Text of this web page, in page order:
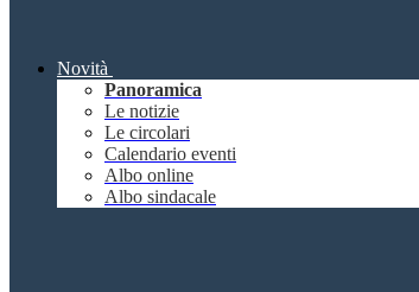
Novità
Panoramica
Le notizie
Le circolari
Calendario eventi
Albo online
Albo sindacale